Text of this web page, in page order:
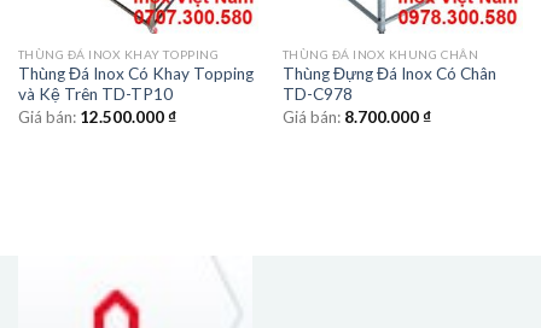
THÙNG ĐÁ INOX KHAY TOPPING
Thùng Đá Inox Có Khay Topping
và Kệ Trên TD-TP10
Giá bán: 12.500.000₫
THÙNG ĐÁ INOX KHUNG CHÂN
Thùng Đựng Đá Inox Có Chân
TD-C978
Giá bán: 8.700.000₫